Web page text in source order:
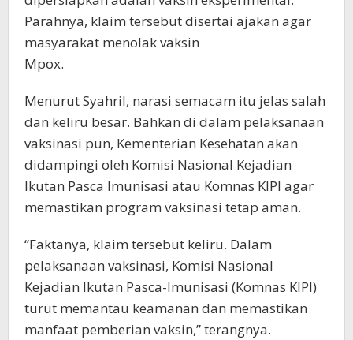
Parahnya, klaim tersebut disertai ajakan agar
masyarakat menolak vaksin
Mpox.
Menurut Syahril, narasi semacam itu jelas salah
dan keliru besar. Bahkan di dalam pelaksanaan
vaksinasi pun, Kementerian Kesehatan akan
didampingi oleh Komisi Nasional Kejadian
Ikutan Pasca Imunisasi atau Komnas KIPI agar
memastikan program vaksinasi tetap aman.
“Faktanya, klaim tersebut keliru. Dalam
pelaksanaan vaksinasi, Komisi Nasional
Kejadian Ikutan Pasca-Imunisasi (Komnas KIPI)
turut memantau keamanan dan memastikan
manfaat pemberian vaksin,” terangnya.